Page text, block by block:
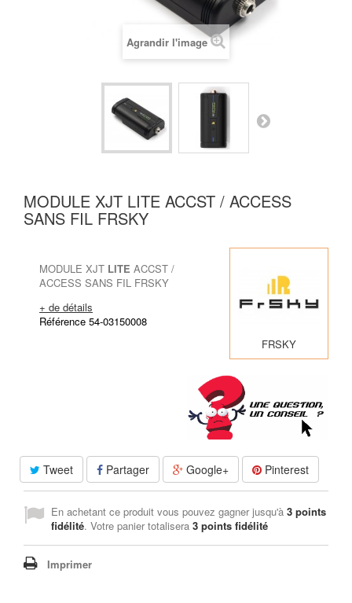
Agrandir l'image
MODULE XJT LITE ACCST / ACCESS
SANS FIL FRSKY
MODULE XJT LITE ACCST /
ACCESS SANS FIL FRSKY
+ de détails
Référence 54-03150008
FRSKY
Tweet Partager Google+ Pinterest
En achetant ce produit vous pouvez gagner jusqu'à 3 points
fidélité. Votre panier totalisera 3 points fidélité
Imprimer